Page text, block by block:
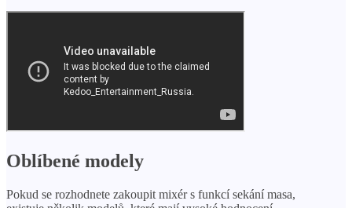
Oblíbené modely
Pokud se rozhodnete zakoupit mixér s funkcí sekání masa,